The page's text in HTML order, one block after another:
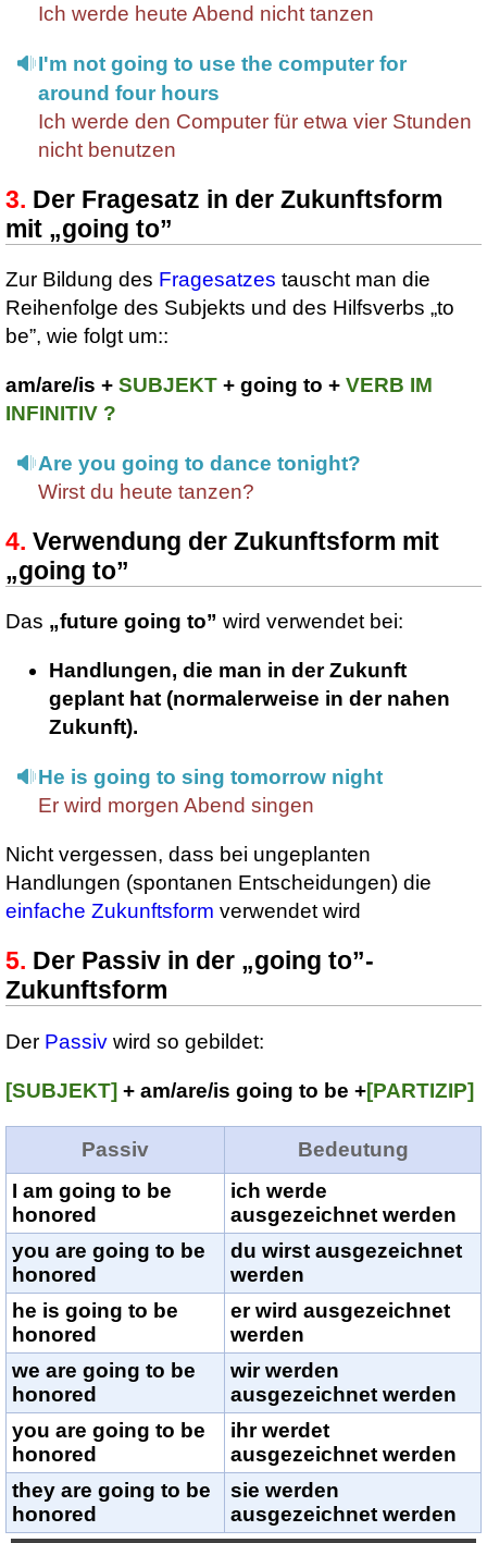
Ich werde heute Abend nicht tanzen
I'm not going to use the computer for
around four hours
Ich werde den Computer für etwa vier Stunden
nicht benutzen
Der Fragesatz in der Zukunftsform
mit „going to”
Zur Bildung des Fragesatzes tauscht man die
Reihenfolge des Subjekts und des Hilfsverbs „to
be”, wie folgt um::
am/are/is + SUBJEKT + going to + VERB IM
INFINITIV ?
Are you going to dance tonight?
Wirst du heute tanzen?
Verwendung der Zukunftsform mit
„going to”
Das „future going to” wird verwendet bei:
Handlungen, die man in der Zukunft
geplant hat (normalerweise in der nahen
Zukunft).
He is going to sing tomorrow night
Er wird morgen Abend singen
Nicht vergessen, dass bei ungeplanten
Handlungen (spontanen Entscheidungen) die
einfache Zukunftsform verwendet wird
Der Passiv in der „going to”-
Zukunftsform
Der Passiv wird so gebildet:
[SUBJEKT] + am/are/is going to be +[PARTIZIP]
Passiv
Bedeutung
I am going to be
honored
ich werde
ausgezeichnet werden
you are going to be
honored
du wirst ausgezeichnet
werden
he is going to be
honored
er wird ausgezeichnet
werden
we are going to be
honored
wir werden
ausgezeichnet werden
you are going to be
honored
ihr werdet
ausgezeichnet werden
they are going to be
honored
sie werden
ausgezeichnet werden